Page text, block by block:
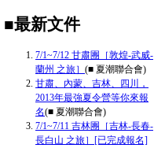
■最新文件
7/1~7/12 甘肅團［敦煌-武威-
蘭州 之旅］ (■ 夏潮聯合會)
甘肅、內蒙、吉林、四川，
2013年最強夏令營等你來報
名(■ 夏潮聯合會)
7/1~7/11 吉林團［吉林-長春-
長白山 之旅］[已完成報名]